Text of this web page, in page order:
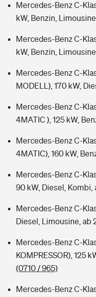
Mercedes-Benz C-
kW, Benzin,
Mercedes-Benz C-
kW, Benzin,
Mercedes-Benz C-
MODELL), 170 kW,
Mercedes-Benz C-
4MATIC ), 125 kW,
Mercedes-Benz C-
4MATIC), 160 kW,
Mercedes-Benz C-
90 kW, Diesel, Kombi,
Mercedes-Benz C-
Diesel, Limousine, ab
Mercedes-Benz C-
KOMPRESSOR), 125
(0710 / 965)
Mercedes-Benz C-